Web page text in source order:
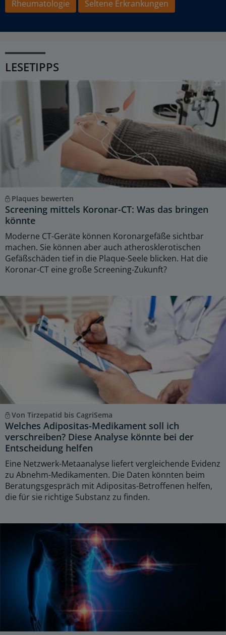
Rheumatologie
Seltene Erkrankungen
LESETIPPS
Plaques bewerten
Screening mittels Koronar-CT: Was das bringen
könnte
Moderne CT-Geräte können Koronargefäße sichtbar
machen. Sie können aber auch atherosklerotischen
Gefäßschäden tief in die Plaque-Seele blicken. Hat die
Koronar-CT eine große Screening-Zukunft?
Von Tirzepatid bis CagriSema
Welches Adipositas-Medikament soll ich
verschreiben? Diese Analyse könnte bei der
Entscheidung helfen
Eine Netzwerk-Metaanalyse liefert vergleichende Evidenz
zu Abnehm-Medikamenten. Die Daten könnten beim
Beratungsgespräch mit Adipositas-Betroffenen helfen,
die für sie richtige Substanz zu finden.